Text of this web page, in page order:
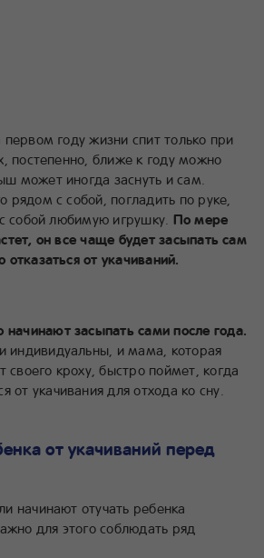
году жизни спит только при
постепенно, ближе к году можно
может иногда заснуть и сам.
с собой, погладить по руке,
собой любимую игрушку. По мере
он все чаще будет засыпать сам
от укачиваний.
начинают засыпать сами после года.
индивидуальны, и мама, которая
своего кроху, быстро поймет, когда
от укачивания для отхода ко сну.
от укачиваний перед
начинают отучать ребенка
для этого соблюдать ряд